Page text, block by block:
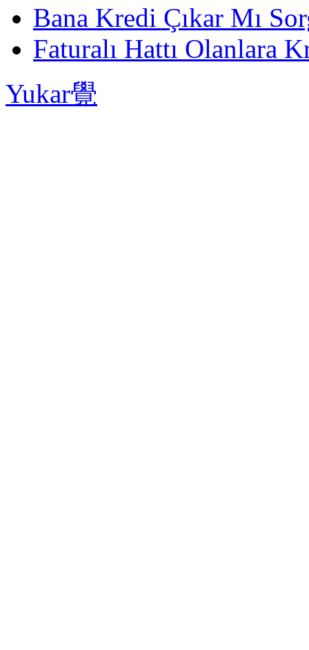
Bana Kredi Çıkar Mı
Faturalı Hattı Olanlara
Yukar覺